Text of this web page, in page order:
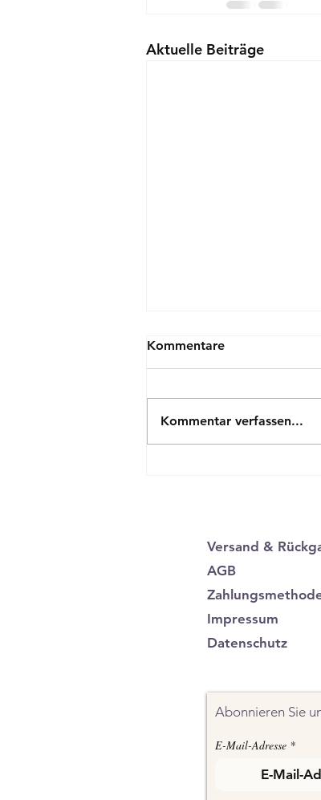
Aktuelle Beiträge
Kommentare
Kommentar verfassen...
Versand &
AGB
Impressum
Datenschutz
Abonnieren Sie
E-Mail-Adresse